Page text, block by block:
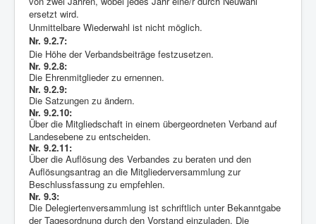
ersetzt wird.
Unmittelbare Wiederwahl ist nicht möglich.
Nr. 9.2.7:
Die Höhe der Verbandsbeiträge festzusetzen.
Nr. 9.2.8:
Die Ehrenmitglieder zu ernennen.
Nr. 9.2.9:
Die Satzungen zu ändern.
Nr. 9.2.10:
Über die Mitgliedschaft in einem übergeordneten Verband auf
Landesebene zu entscheiden.
Nr. 9.2.11:
Über die Auflösung des Verbandes zu beraten und den
Auflösungsantrag an die Mitgliederversammlung zur
Beschlussfassung zu empfehlen.
Nr. 9.3:
Die Delegiertenversammlung ist schriftlich unter Bekanntgabe
der Tagesordnung durch den Vorstand einzuladen. Die